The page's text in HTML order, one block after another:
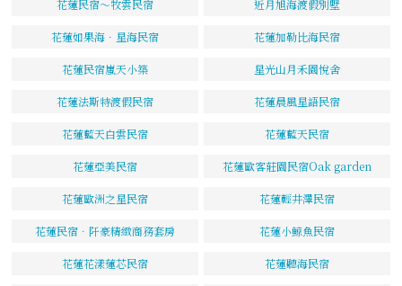
花蓮民宿～牧雲民宿 近月旭海渡假別墅
花蓮如果海．星海民宿 花蓮加勒比海民宿
花蓮民宿嵐天小築 星光山月禾園悅舍
花蓮法斯特渡假民宿 花蓮晨風星語民宿
花蓮藍天白雲民宿 花蓮藍天民宿
花蓮亞美民宿 花蓮歐客莊園民宿Oak garden
花蓮歐洲之星民宿 花蓮輕井澤民宿
花蓮民宿．阡豪精緻商務套房 花蓮小鯨魚民宿
花蓮花漾蓮芯民宿 花蓮聽海民宿